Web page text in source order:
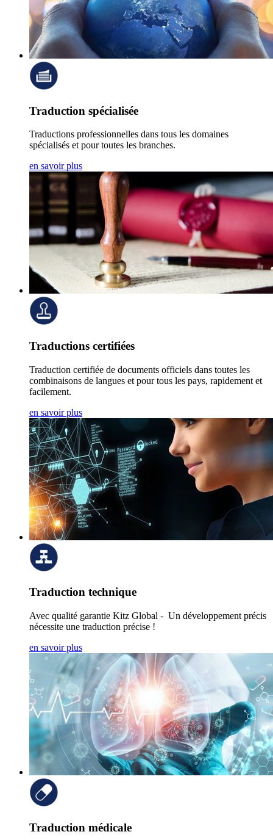
Traduction spécialisée
Traductions professionnelles dans tous les domaines
spécialisés et pour toutes les branches.
en savoir plus
Traductions certifiées
Traduction certifiée de documents officiels dans toutes les
combinaisons de langues et pour tous les pays, rapidement et
facilement.
en savoir plus
Traduction technique
Avec qualité garantie Kitz Global - Un développement précis
nécessite une traduction précise !
en savoir plus
Traduction médicale